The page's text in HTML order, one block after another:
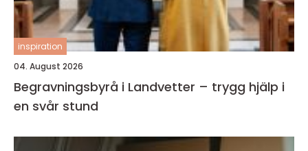
inspiration
04. August 2026
Begravningsbyrå i Landvetter – trygg hjälp i
en svår stund